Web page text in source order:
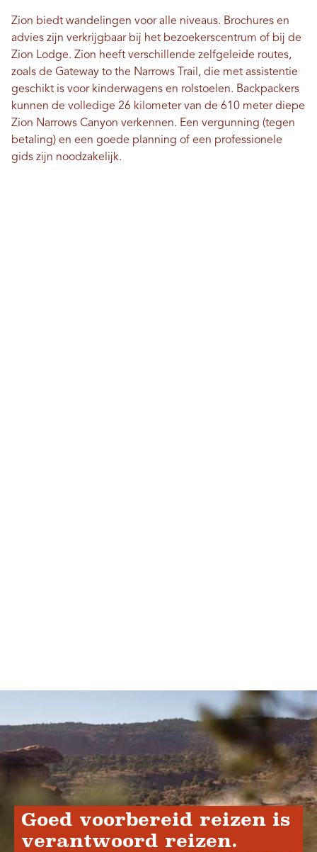
Zion biedt wandelingen voor alle niveaus. Brochures en
advies zijn verkrijgbaar bij het bezoekerscentrum of bij de
Zion Lodge. Zion heeft verschillende zelfgeleide routes,
zoals de Gateway to the Narrows Trail, die met assistentie
geschikt is voor kinderwagens en rolstoelen. Backpackers
kunnen de volledige 26 kilometer van de 610 meter diepe
Zion Narrows Canyon verkennen. Een vergunning (tegen
betaling) en een goede planning of een professionele
gids zijn noodzakelijk.
Goed voorbereid reizen is
verantwoord reizen.